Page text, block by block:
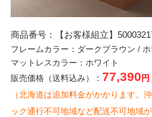
商品番号：【お客様組立】
フレームカラー：ダークブラウン /
マットレスカラー：ホワイト
販売価格（送料込み）： 77,390 円
（北海道は追加料金がかかります。
ック通行不可地域など配送不可地域が